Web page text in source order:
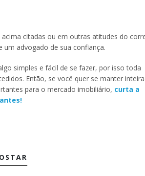
citadas ou em outras atitudes do
advogado de sua confiança.
simples e fácil de se fazer, por isso toda
Então, se você quer se manter
para o mercado imobiliário, curta a